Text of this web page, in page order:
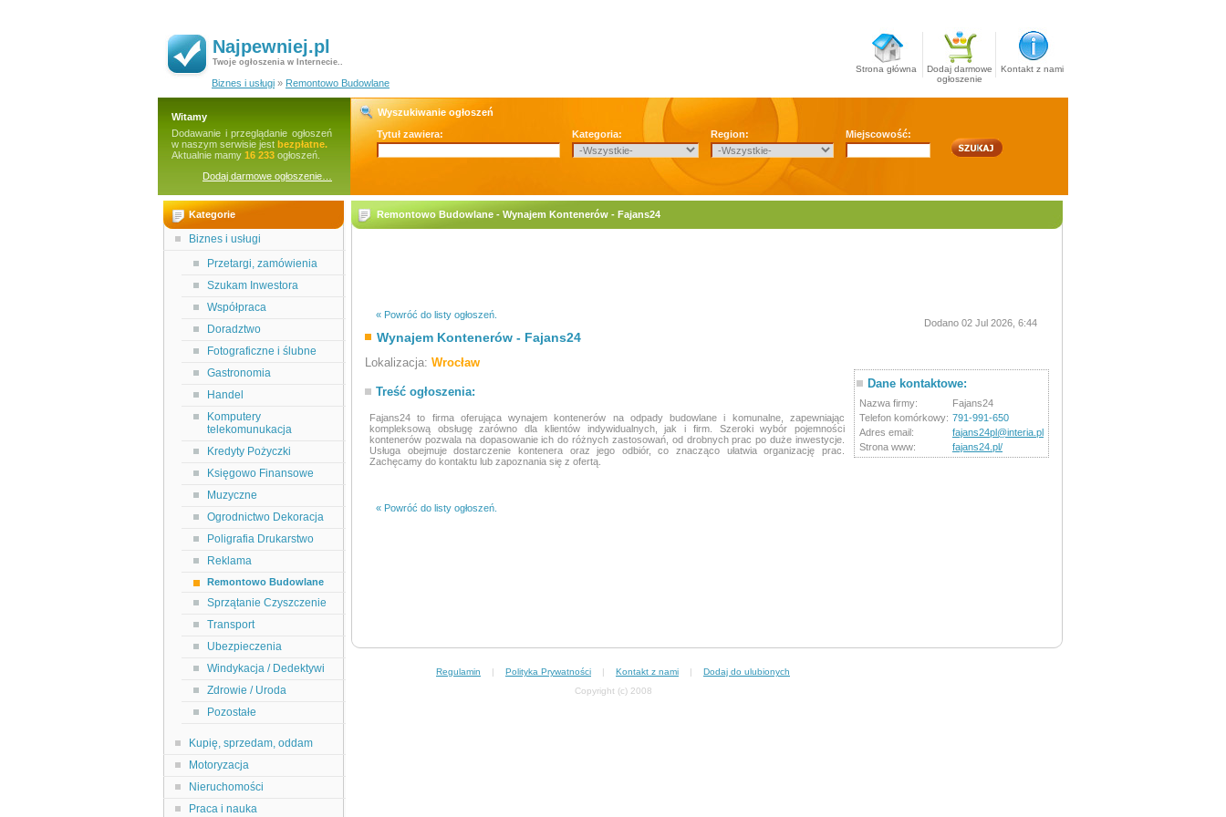
Najpewniej.pl
Twoje ogłoszenia w Internecie..
Strona główna
Dodaj darmowe
ogłoszenie
Kontakt z nami
Biznes i usługi » Remontowo Budowlane
Witamy
Dodawanie i przeglądanie ogłoszeń
w naszym serwisie jest bezpłatne.
Aktualnie mamy 16 233 ogłoszeń.
Dodaj darmowe ogłoszenie…
Wyszukiwanie ogłoszeń
Tytuł zawiera:
Kategoria: Region: Miejscowość:
Kategorie
Biznes i usługi
Przetargi, zamówienia
Szukam Inwestora
Współpraca
Doradztwo
Fotograficzne i ślubne
Gastronomia
Handel
Komputery
telekomunukacja
Kredyty Pożyczki
Księgowo Finansowe
Muzyczne
Ogrodnictwo Dekoracja
Poligrafia Drukarstwo
Reklama
Remontowo Budowlane
Sprzątanie Czyszczenie
Transport
Ubezpieczenia
Windykacja / Dedektywi
Zdrowie / Uroda
Pozostałe
Kupię, sprzedam, oddam
Motoryzacja
Nieruchomości
Praca i nauka
Remontowo Budowlane - Wynajem Kontenerów - Fajans24
« Powróć do listy ogłoszeń.
Wynajem Kontenerów - Fajans24
Dodano 02 Jul 2026, 6:44
Lokalizacja: Wrocław
Dane kontaktowe:
Nazwa firmy:
Fajans24
Telefon komórkowy: 791-991-650
Adres email:
fajans24pl@interia.pl
Strona www:
fajans24.pl/
Treść ogłoszenia:
Fajans24 to firma oferująca wynajem kontenerów na odpady budowlane i komunalne, zapewniając
kompleksową obsługę zarówno dla klientów indywidualnych, jak i firm. Szeroki wybór pojemności
kontenerów pozwala na dopasowanie ich do różnych zastosowań, od drobnych prac po duże inwestycje.
Usługa obejmuje dostarczenie kontenera oraz jego odbiór, co znacząco ułatwia organizację prac.
Zachęcamy do kontaktu lub zapoznania się z ofertą.
« Powróć do listy ogłoszeń.
Regulamin | Polityka Prywatności | Kontakt z nami | Dodaj do ulubionych
Copyright (c) 2008